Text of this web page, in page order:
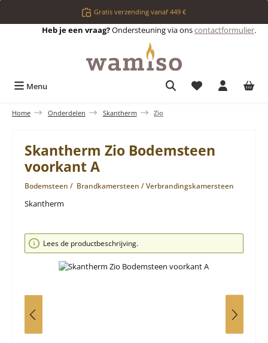
Ga naar de hoofdinhoudGratis verzending vanaf 449 €
Heb je een vraag?Ondersteuning via onscontactformulier.
Menu Je hebt 0 items
Home Onderdelen Skantherm Zio
Skantherm Zio Bodemsteen
voorkant A
Bodemsteen / Brandkamersteen / Verbrandingskamersteen
Skantherm
Afbeeldingengalerij overslaan
Lees de productbeschrijving.